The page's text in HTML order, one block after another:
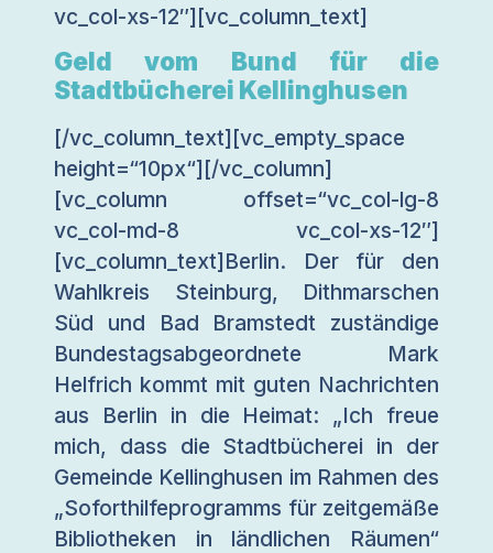
vc_col-xs-12″][vc_column_text]
Geld vom Bund für die
Stadtbücherei Kellinghusen
[/vc_column_text][vc_empty_space
height=“10px“][/vc_column]
[vc_column offset=“vc_col-lg-8
vc_col-md-8 vc_col-xs-12″]
[vc_column_text]Berlin. Der für den
Wahlkreis Steinburg, Dithmarschen
Süd und Bad Bramstedt zuständige
Bundestagsabgeordnete Mark
Helfrich kommt mit guten Nachrichten
aus Berlin in die Heimat: „Ich freue
mich, dass die Stadtbücherei in der
Gemeinde Kellinghusen im Rahmen des
„Soforthilfeprogramms für zeitgemäße
Bibliotheken in ländlichen Räumen“